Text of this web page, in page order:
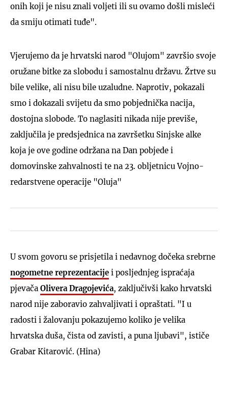
onih koji je nisu znali voljeti ili su ovamo došli misleći
da smiju otimati tuđe".
Vjerujemo da je hrvatski narod "Olujom" završio svoje
oružane bitke za slobodu i samostalnu državu. Žrtve su
bile velike, ali nisu bile uzaludne. Naprotiv, pokazali
smo i dokazali svijetu da smo pobjednička nacija,
dostojna slobode. To naglasiti nikada nije previše,
zaključila je predsjednica na završetku Sinjske alke
koja je ove godine održana na Dan pobjede i
domovinske zahvalnosti te na 23. obljetnicu Vojno-
redarstvene operacije "Oluja"
U svom govoru se prisjetila i nedavnog dočeka srebrne
nogometne reprezentacije i posljednjeg ispraćaja
pjevača Olivera Dragojevića, zaključivši kako hrvatski
narod nije zaboravio zahvaljivati i opraštati. "I u
radosti i žalovanju pokazujemo koliko je velika
hrvatska duša, čista od zavisti, a puna ljubavi", ističe
Grabar Kitarović. (Hina)